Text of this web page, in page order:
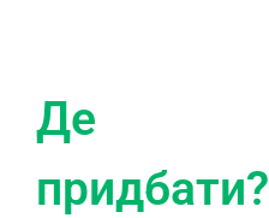
Де
придбати?